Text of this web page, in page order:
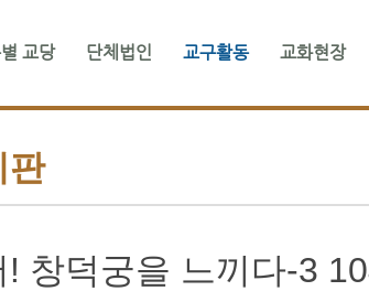
교당 단체법인 교구활동 교화현장
판
! 창덕궁을 느끼다-3